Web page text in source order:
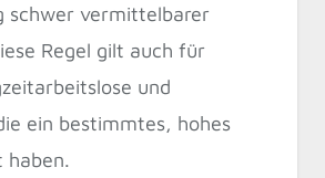
schwer vermittelbarer
Regel gilt auch für
und
ein bestimmtes, hohes
haben.